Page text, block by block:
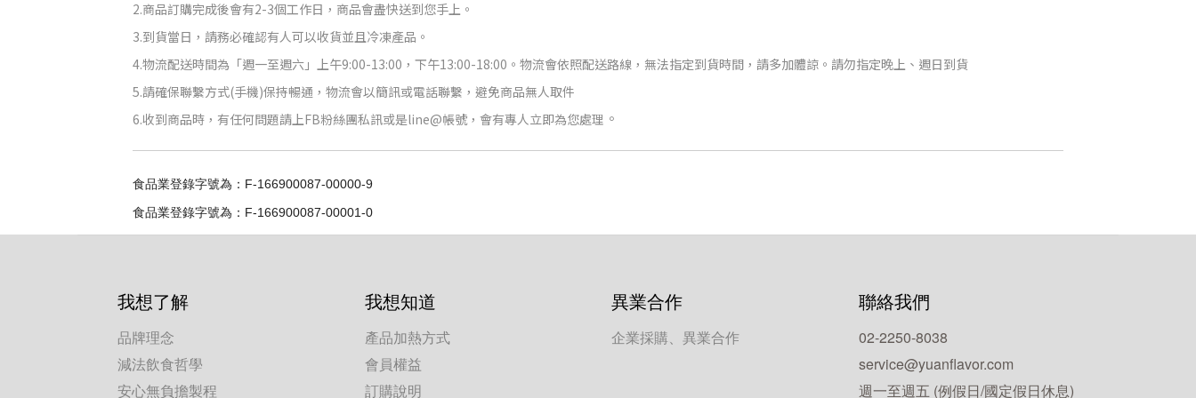
2.商品訂購完成後會有2-3個工作日，商品會盡快送到您手上。
3.到貨當日，請務必確認有人可以收貨並且冷凍產品。
4.物流配送時間為「週一至週六」上午9:00-13:00，下午13:00-18:00。 物流會依照配送路線，無法指定到貨時間，請多加體諒。請勿指定晚上、週日到貨
5.請確保聯繫方式(手機)保持暢通，物流會以簡訊或電話聯繫，避免商品無人取件
6.收到商品時，有任何問題請上FB粉絲團私訊或是line@帳號，會有專人立即為您處理 。
食品業登錄字號為： F-166900087-00000-9
食品業登錄字號為：F-166900087-00001-0
我想了解
品牌理念
減法飲食哲學
安心無負擔製程
我想知道
產品加熱方式
會員權益
訂購說明
異業合作
企業採購、異業合作
聯絡我們
02-2250-8038
service@yuanflavor.com
週一至週五 (例假日/國定假日休息)